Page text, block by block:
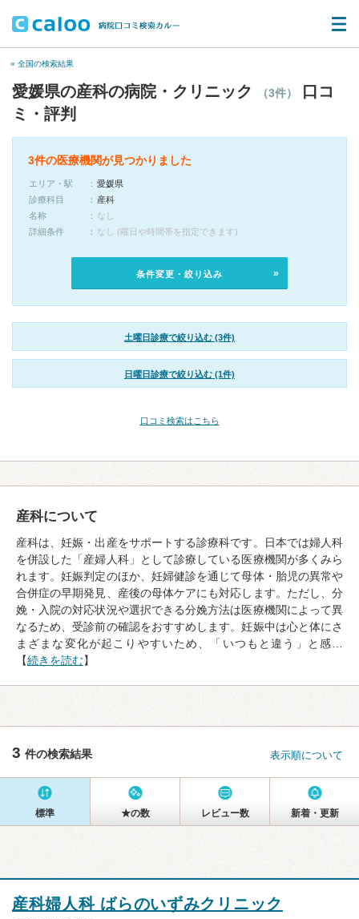
« 全国の検索結果
愛媛県の産科の病院・クリニック （3件）
口コ
ミ・評判
3件の医療機関が見つかりました
エリア・駅
愛媛県
診療科目
産科
名称
なし
詳細条件
なし (曜日や時間帯を指定できます)
条件変更・絞り込み
土曜日診療で絞り込む (3件)
日曜日診療で絞り込む (1件)
口コミ検索はこちら
産科について
産科は、妊娠・出産をサポートする診療科です。日本では婦人科
を併設した「産婦人科」として診療している医療機関が多くみら
れます。妊娠判定のほか、妊婦健診を通じて母体・胎児の異常や
合併症の早期発見、産後の母体ケアにも対応します。ただし、分
娩・入院の対応状況や選択できる分娩方法は医療機関によって異
なるため、受診前の確認をおすすめします。妊娠中は心と体にさ
まざまな変化が起こりやすいため、「いつもと違う」と感…
【続きを読む】
3 件の検索結果 表示順について
標準 ★の数 レビュー数 新着・更新
産科婦人科 ばらのいずみクリニック